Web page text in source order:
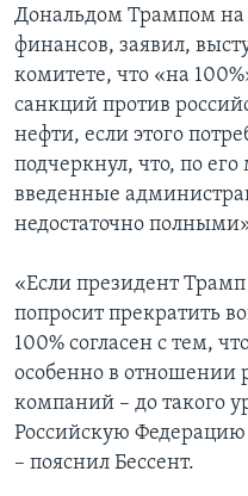
Дональдом Трампом на
финансов, заявил,
комитете, что «на
санкций против
нефти, если этого
подчеркнул, что, по
введенные
недостаточно
«Если президент
попросит прекратить
100% согласен с тем,
особенно в отношении
компаний – до такого
Российскую Федерацию
– пояснил Бессент.